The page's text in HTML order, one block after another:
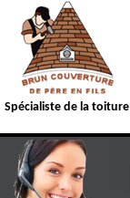
Spécialiste de la toiture